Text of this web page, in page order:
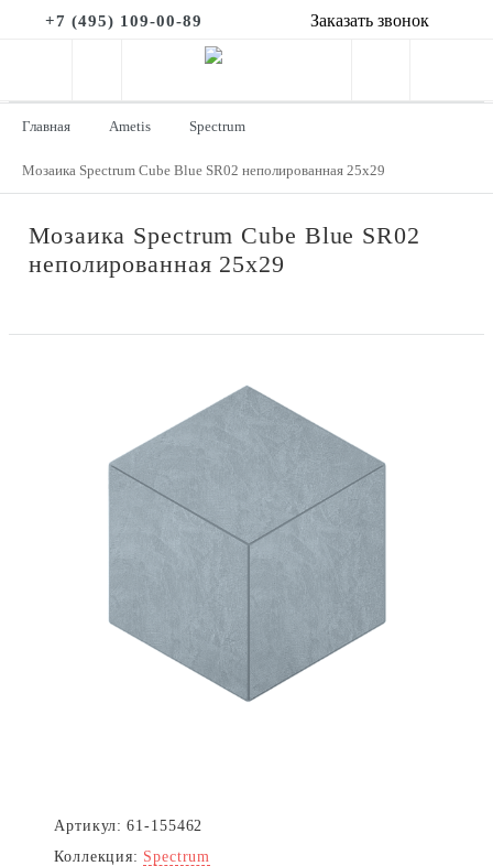
+7 (495) 109-00-89 Заказать звонок
Главная Ametis Spectrum
Мозаика Spectrum Cube Blue SR02 неполированная 25x29
Мозаика Spectrum Cube Blue SR02
неполированная 25x29
Артикул: 61-155462
Коллекция: Spectrum